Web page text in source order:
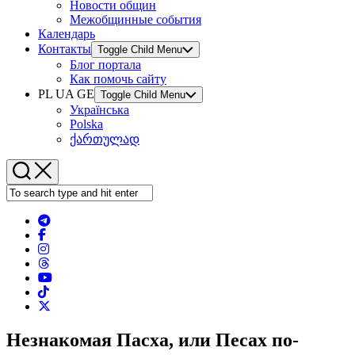
Новости общин
Межобщинные события
Календарь
Контакты Toggle Child Menu
Блог портала
Как помочь сайту
PL UA GE Toggle Child Menu
Українська
Polska
ქართულად
Незнакомая Пасха, или Песах по-